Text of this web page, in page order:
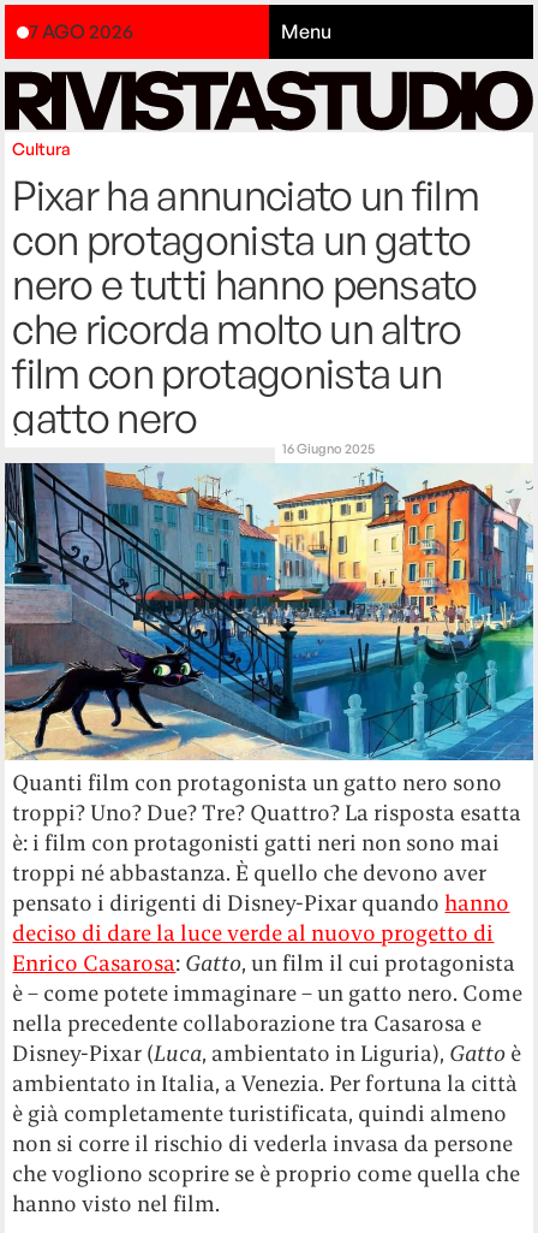
7 AGO 2026 Menu
Cultura
Pixar ha annunciato un film
con protagonista un gatto
nero e tutti hanno pensato
che ricorda molto un altro
film con protagonista un
gatto nero
16 Giugno 2025
Quanti film con protagonista un gatto nero sono
troppi? Uno? Due? Tre? Quattro? La risposta esatta
è: i film con protagonisti gatti neri non sono mai
troppi né abbastanza. È quello che devono aver
pensato i dirigenti di Disney-Pixar quando hanno
deciso di dare la luce verde al nuovo progetto di
Enrico Casarosa: Gatto, un film il cui protagonista
è – come potete immaginare – un gatto nero. Come
nella precedente collaborazione tra Casarosa e
Disney-Pixar (Luca, ambientato in Liguria), Gatto è
ambientato in Italia, a Venezia. Per fortuna la città
è già completamente turistificata, quindi almeno
non si corre il rischio di vederla invasa da persone
che vogliono scoprire se è proprio come quella che
hanno visto nel film.